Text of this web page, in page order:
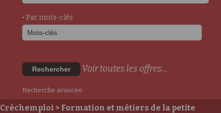
• Par mots-clés
Rechercher Voir toutes les offres...
Recherche avancée
Crèchemploi > Formation et métiers de la petite